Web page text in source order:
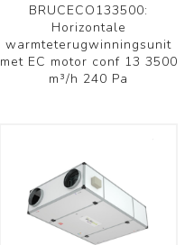
BRUCECO133500:
Horizontale
warmteterugwinningsunit
met EC motor conf 13 3500
m³/h 240 Pa